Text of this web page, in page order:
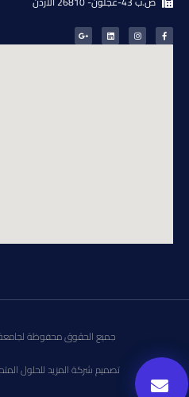
جميع الحقوق محفوظة لجامعة
تصميم شركة المزيد للحلول